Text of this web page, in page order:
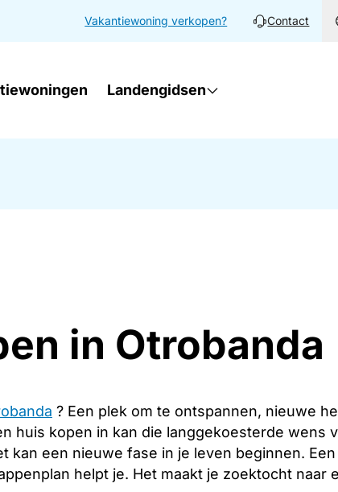
Vakantiewoning verkopen? Contact
Landengidsen
in Otrobanda
? Een plek om te ontspannen, nieuwe
huis kopen in kan die langgekoesterde wens
kan een nieuwe fase in je leven beginnen.
helpt je. Het maakt je zoektocht naar